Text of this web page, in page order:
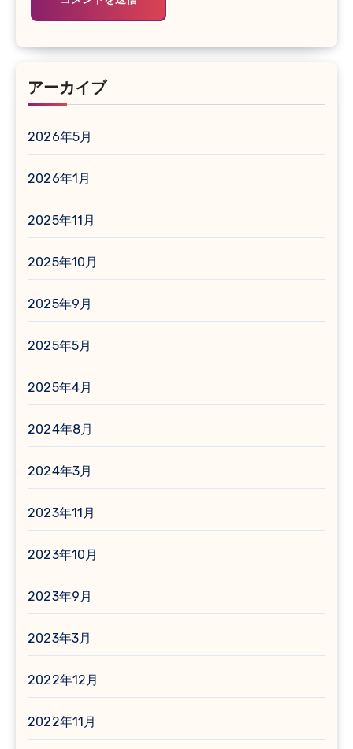
アーカイブ
2026年5月
2026年1月
2025年11月
2025年10月
2025年9月
2025年5月
2025年4月
2024年8月
2024年3月
2023年11月
2023年10月
2023年9月
2023年3月
2022年12月
2022年11月